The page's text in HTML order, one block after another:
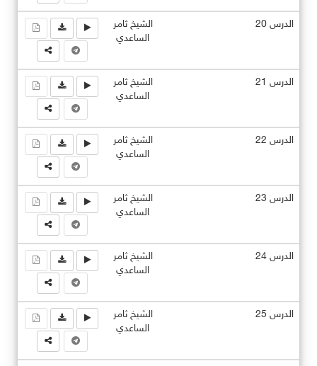
الدرس 20
الشيخ ثامر
الساعدي
الدرس 21
الشيخ ثامر
الساعدي
الدرس 22
الشيخ ثامر
الساعدي
الدرس 23
الشيخ ثامر
الساعدي
الدرس 24
الشيخ ثامر
الساعدي
الدرس 25
الشيخ ثامر
الساعدي